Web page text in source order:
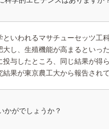
いわれるマサチューセッツ工
大し、生殖機能が高まるといっ
投与したところ、同じ結果が得
果が東京農工大から報告されて
かがでしょうか？